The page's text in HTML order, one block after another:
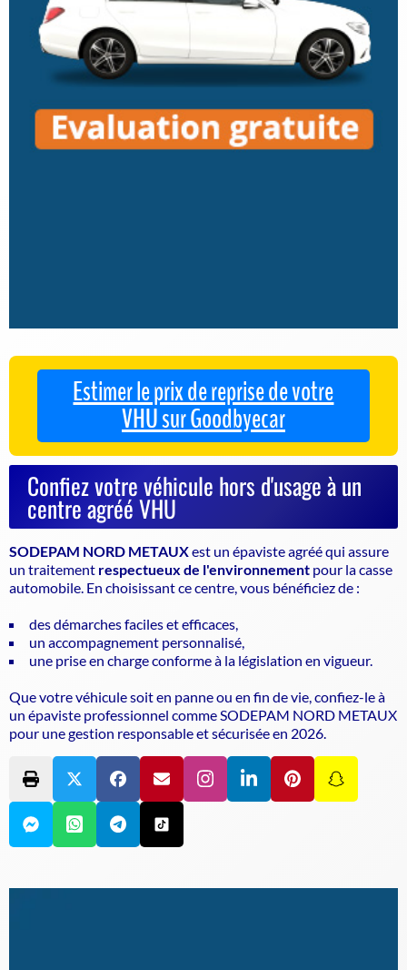
Estimer le prix de reprise de votre
VHU sur Goodbyecar
Confiez votre véhicule hors d'usage à un
centre agréé VHU
SODEPAM NORD METAUXest un épaviste agrééqui assure
un traitement respectueux de l'environnement pour la casse
automobile. En choisissant ce centre, vous bénéficiez de :
des démarches faciles et efficaces,
un accompagnement personnalisé,
une prise en charge conforme à la législation en vigueur.
Que votre véhicule soit en panne ou en fin de vie, confiez-le à
un épaviste professionnel comme SODEPAM NORD METAUX
pour une gestion responsable et sécurisée en 2026.